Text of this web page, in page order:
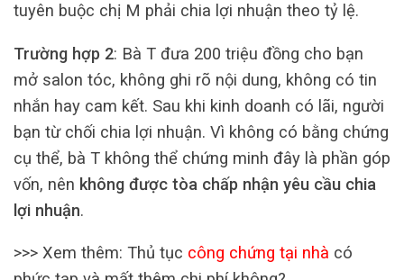
tuyên buộc chị M phải chia lợi nhuận theo tỷ lệ.
Trường hợp 2: Bà T đưa 200 triệu đồng cho bạn
mở salon tóc, không ghi rõ nội dung, không có tin
nhắn hay cam kết. Sau khi kinh doanh có lãi, người
bạn từ chối chia lợi nhuận. Vì không có bằng chứng
cụ thể, bà T không thể chứng minh đây là phần góp
vốn, nên không được tòa chấp nhận yêu cầu chia
lợi nhuận.
>>> Xem thêm: Thủ tục công chứng tại nhà có